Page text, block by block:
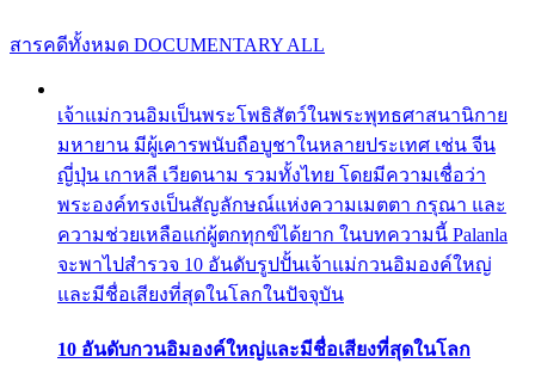
สารคดีทั้งหมด DOCUMENTARY ALL
เจ้าแม่กวนอิมเป็นพระโพธิสัตว์ในพระพุทธศาสนานิกาย
มหายาน มีผู้เคารพนับถือบูชาในหลายประเทศ เช่น จีน
ญี่ปุ่น เกาหลี เวียดนาม รวมทั้งไทย โดยมีความเชื่อว่า
พระองค์ทรงเป็นสัญลักษณ์แห่งความเมตตา กรุณา และ
ความช่วยเหลือแก่ผู้ตกทุกข์ได้ยาก ในบทความนี้ Palanla
จะพาไปสำรวจ 10 อันดับรูปปั้นเจ้าแม่กวนอิมองค์ใหญ่
และมีชื่อเสียงที่สุดในโลกในปัจจุบัน
10 อันดับกวนอิมองค์ใหญ่และมีชื่อเสียงที่สุดในโลก